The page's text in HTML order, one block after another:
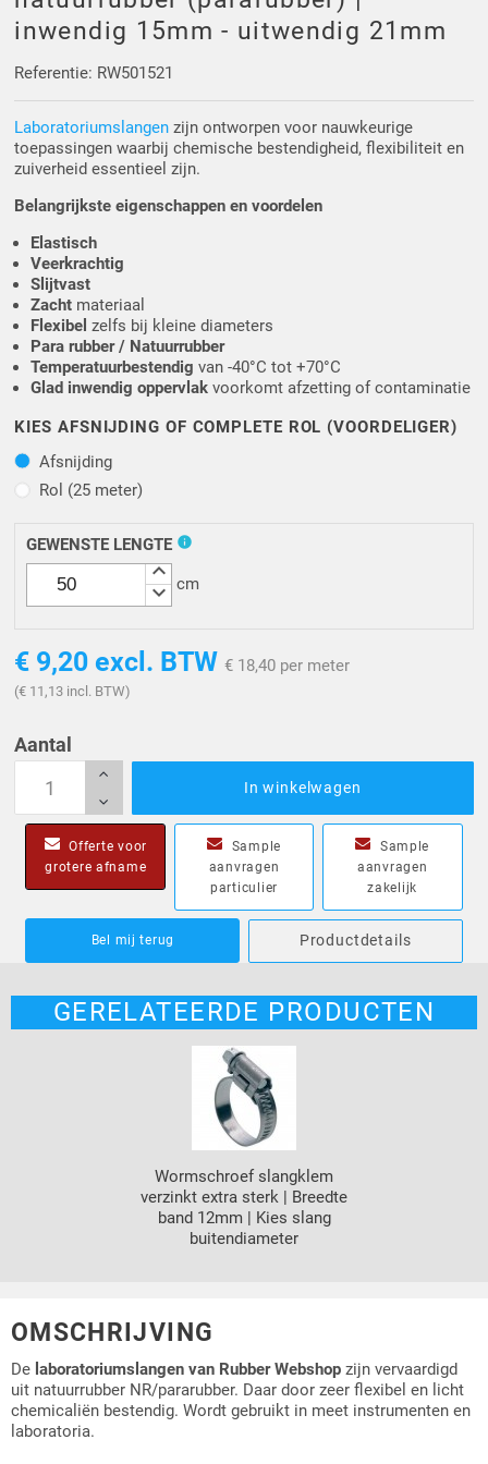
Driehoek/Wig profielen
Silicone U Profielen
Luikenpakking
Oploopprofielen
Hoekprofielen
O-ringen
inwendig 15mm - uitwendig 21mm
Referentie: RW501521
Laboratoriumslangen zijn ontworpen voor nauwkeurige
toepassingen waarbij chemische bestendigheid, flexibiliteit en
zuiverheid essentieel zijn.
Belangrijkste eigenschappen en voordelen
Elastisch
Veerkrachtig
Slijtvast
Zacht materiaal
Flexibel zelfs bij kleine diameters
Para rubber / Natuurrubber
Temperatuurbestendig van -40°C tot +70°C
Glad inwendig oppervlak voorkomt afzetting of contaminatie
KIES AFSNIJDING OF COMPLETE ROL (VOORDELIGER)
AfsnijdingAfsnijding
Rol (25 meter)
GEWENSTE LENGTE info
keyboard_arrow_up
keyboard_arrow_down cm
€ 9,20 excl. BTW € 18,40 per meter
(€ 11,13 incl. BTW)
Aantal
In winkelwagen
Offerte voor
grotere afname
Sample
aanvragen
particulier
Sample
aanvragen
zakelijk
Bel mij terug Productdetails
GERELATEERDE PRODUCTEN
Wormschroef slangklem
verzinkt extra sterk | Breedte
band 12mm | Kies slang
buitendiameter
OMSCHRIJVING
De laboratoriumslangen van Rubber Webshop zijn vervaardigd
uit natuurrubber NR/pararubber. Daar door zeer flexibel en licht
chemicaliën bestendig. Wordt gebruikt in meet instrumenten en
laboratoria.